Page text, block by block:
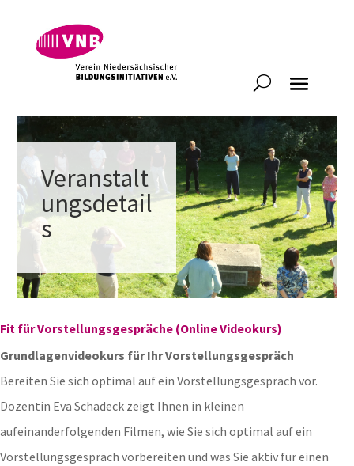
Veranstalt
ungsdetail
s
Fit für Vorstellungsgespräche (Online Videokurs)
Grundlagenvideokurs für Ihr Vorstellungsgespräch
Bereiten Sie sich optimal auf ein Vorstellungsgespräch vor.
Dozentin Eva Schadeck zeigt Ihnen in kleinen
aufeinanderfolgenden Filmen, wie Sie sich optimal auf ein
Vorstellungsgespräch vorbereiten und was Sie aktiv für einen